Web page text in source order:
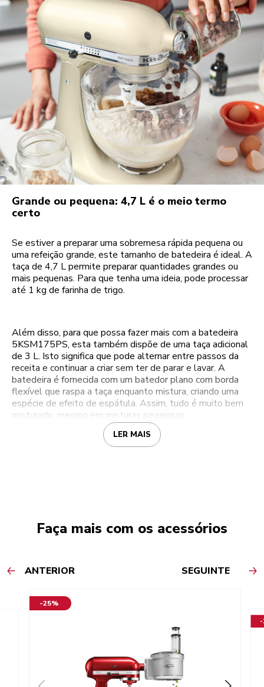
Grande ou pequena: 4,7 L é o meio termo
certo
Se estiver a preparar uma sobremesa rápida pequena ou
uma refeição grande, este tamanho de batedeira é ideal. A
taça de 4,7 L permite preparar quantidades grandes ou
mais pequenas. Para que tenha uma ideia, pode processar
até 1 kg de farinha de trigo.
Além disso, para que possa fazer mais com a batedeira
5KSM175PS, esta também dispõe de uma taça adicional
de 3 L. Isto significa que pode alternar entre passos da
receita e continuar a criar sem ter de parar e lavar. A
batedeira é fornecida com um batedor plano com borda
flexível que raspa a taça enquanto mistura, criando uma
espécie de efeito de espátula. Assim, tudo é muito bem
misturado, mesmo em misturas pegajosas.
LER MAIS
Faça mais com os acessórios
ANTERIOR SEGUINTE
-25%
-